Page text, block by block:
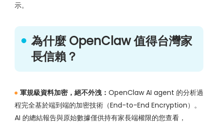
示。
為什麼 OpenClaw 值得台灣家
長信賴？
軍規級資料加密，絕不外洩： OpenClaw AI agent 的分析過
程完全基於端到端的加密技術（End-to-End Encryption）。
AI 的總結報告與原始數據僅供持有家長端權限的您查看，